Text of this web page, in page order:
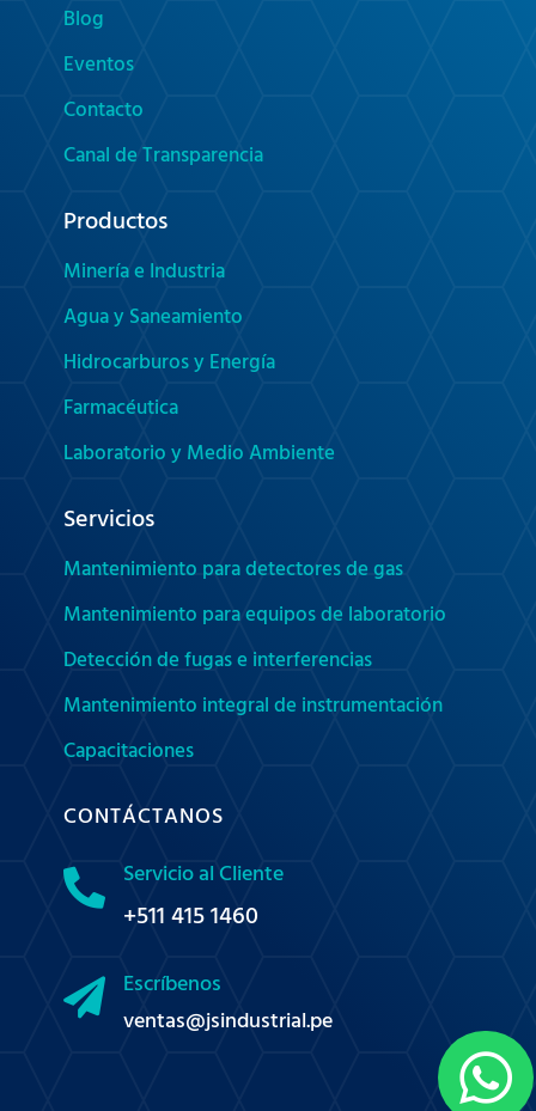
Blog
Eventos
Contacto
Canal de Transparencia
Productos
Minería e Industria
Agua y Saneamiento
Hidrocarburos y Energía
Farmacéutica
Laboratorio y Medio Ambiente
Servicios
Mantenimiento para detectores de gas
Mantenimiento para equipos de laboratorio
Detección de fugas e interferencias
Mantenimiento integral de instrumentación
Capacitaciones
CONTÁCTANOS
 Servicio al Cliente
+511 415 1460
 Escríbenos
ventas@jsindustrial.pe
